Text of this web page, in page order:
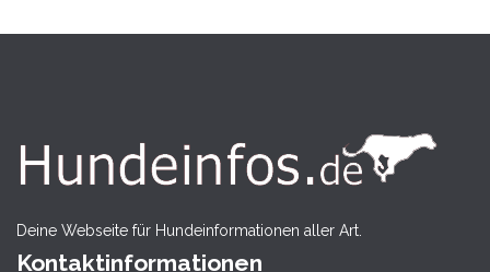
Deine Webseite für Hundeinformationen aller Art.
Kontaktinformationen